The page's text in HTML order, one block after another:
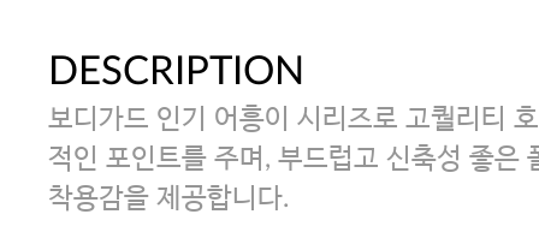
DESCRIPTION
보디가드 인기 어흥이 시리즈로 고퀄리티
적인 포인트를 주며, 부드럽고 신축성 좋은
착용감을 제공합니다.